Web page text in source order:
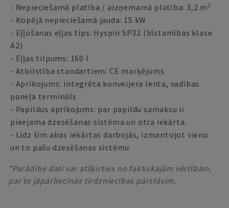
- Nepieciešamā platība / aizņemamā platība: 3,2 m²
- Kopējā nepieciešamā jauda: 15 kW
- Eļļošanas eļļas tips: Hyspin SP32 (bīstamības klase
A2)
- Eļļas tilpums: 160 l
- Atbilstība standartiem: CE marķējums
- Aprīkojums: integrēta konveijera lenta, vadības
paneļa termināls
- Papildus aprīkojums: par papildu samaksu ir
pieejama dzesēšanas sistēma un otra iekārta.
- Līdz šim abas iekārtas darbojās, izmantojot vienu
un to pašu dzesēšanas sistēmu.
*Parādītie dati var atšķirties no faktiskajām vērtībām,
par to jāpārliecinās tirdzniecības pārstāvim.